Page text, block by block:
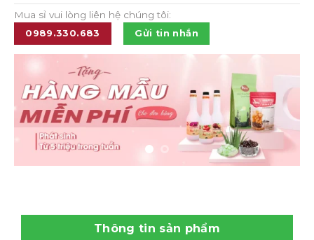
Mua sỉ vui lòng liên hệ chúng tôi:
0989.330.683 Gửi tin nhắn
Thông tin sản phẩm